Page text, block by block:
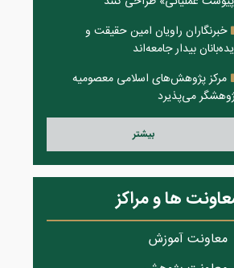
خبرنگاران راویان امین حقیقت و
بیدار جامعه‌اند
مرکز پژوهش‌های اسلامی معصومیه
می‌پذیرد
بيشتر
ها و مراکز
معاونت آموزش